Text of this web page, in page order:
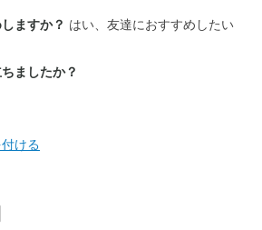
Feels true to size
ますか？ はい、友達におすすめしたい
ましたか？
ける